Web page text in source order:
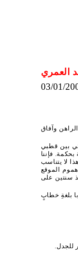
العمري
03/01/
3) الوضع الراهن وآفاق
بين قطبي
فإننا
لا يتناسب
الموقع
سنتين على
بلغةِ خطابٍ
للجدل.